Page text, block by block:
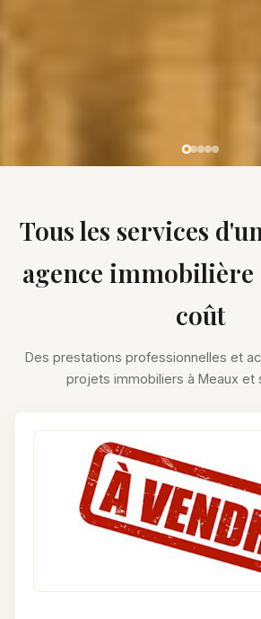
Tous les services
agence
coût
Des prestations professionnelles et
projets immobiliers à Meaux et